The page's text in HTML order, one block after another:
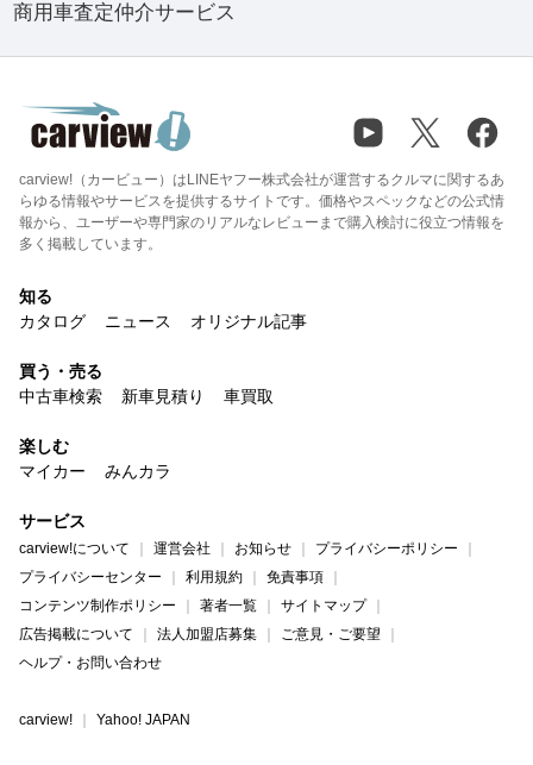
商用車査定仲介サービス
carview!（カービュー）はLINEヤフー株式会社が運営するクルマに関するあ
らゆる情報やサービスを提供するサイトです。価格やスペックなどの公式情
報から、ユーザーや専門家のリアルなレビューまで購入検討に役立つ情報を
多く掲載しています。
知る
カタログ
ニュース オリジナル記事
買う・売る
中古車検索
新車見積り 車買取
楽しむ
マイカー
みんカラ
サービス
carview!について 運営会社 お知らせ
プライバシーポリシー
プライバシーセンター
利用規約
免責事項
コンテンツ制作ポリシー
著者一覧
サイトマップ
広告掲載について
法人加盟店募集
ご意見・ご要望
ヘルプ・お問い合わせ
carview! Yahoo! JAPAN